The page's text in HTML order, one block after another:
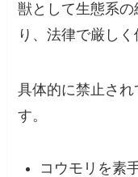
獣として生態系
り、法律で厳しく
具体的に禁止さ
す。
コウモリを素